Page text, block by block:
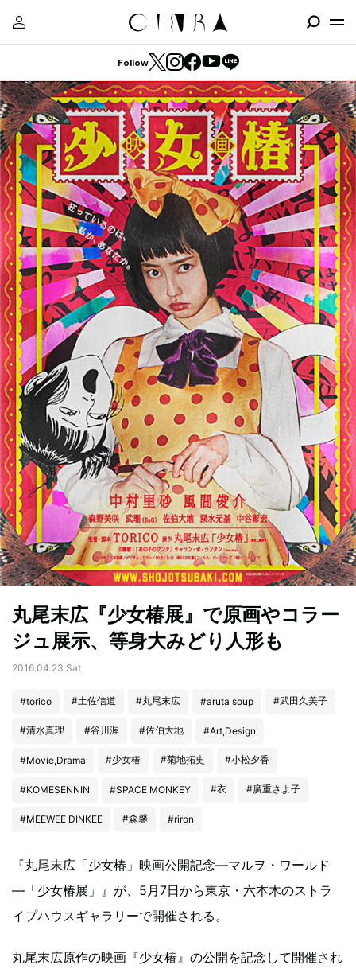
Follow
丸尾末広『少女椿展』で原画やコラー
ジュ展示、等身大みどり人形も
2016.04.23 Sat
#torico #土佐信道 #丸尾末広 #aruta soup #武田久美子
#清水真理 #谷川渥 #佐伯大地 #Art,Design
#Movie,Drama #少女椿 #菊地拓史 #小松夕香
#KOMESENNIN #SPACE MONKEY #衣 #廣重さよ子
#MEEWEE DINKEE #森馨 #riron
『丸尾末広「少女椿」映画公開記念―マルヲ・ワールド
―「少女椿展」』が、5月7日から東京・六本木のストラ
イプハウスギャラリーで開催される。
丸尾末広原作の映画『少女椿』の公開を記念して開催され